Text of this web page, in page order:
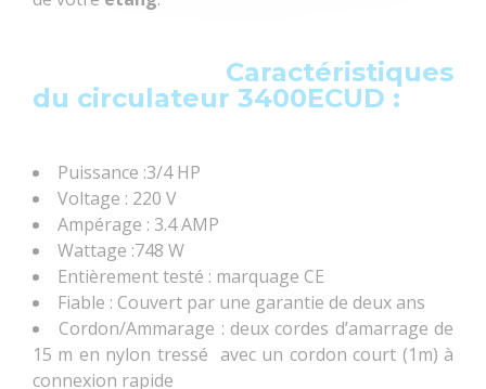
Caractéristiques
du circulateur 3400ECUD :
Puissance :3/4 HP
Voltage : 220 V
Ampérage : 3.4 AMP
Wattage :748 W
Entièrement testé : marquage CE
Fiable : Couvert par une garantie de deux ans
Cordon/Ammarage : deux cordes d’amarrage de
15 m en nylon tressé avec un cordon court (1m) à
connexion rapide